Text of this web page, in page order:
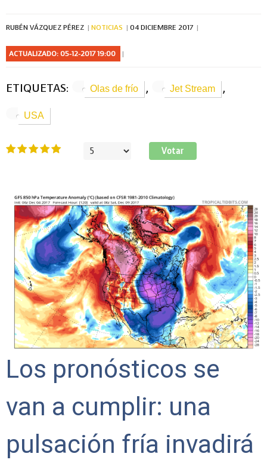
RUBÉN VÁZQUEZ PÉREZ NOTICIAS 04 DICIEMBRE 2017
ACTUALIZADO: 05-12-2017 19:00
ETIQUETAS: Olas de frío , Jet Stream ,
USA
Ratio:5/5
Por
Los pronósticos se
van a cumplir: una
pulsación fría invadirá